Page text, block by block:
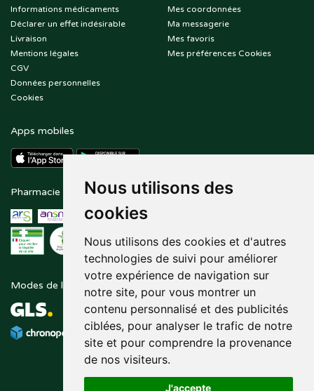
Nous utilisons des
cookies
Nous utilisons des cookies et d'autres
technologies de suivi pour améliorer
votre expérience de navigation sur
notre site, pour vous montrer un
contenu personnalisé et des publicités
ciblées, pour analyser le trafic de notre
site et pour comprendre la provenance
de nos visiteurs.
J'accepte
Informations médicaments
Déclarer un effet indésirable
Livraison
Mentions légales
CGV
Données personnelles
Cookies
Mes coordonnées
Ma messagerie
Mes favoris
Mes préférences Cookies
Apps mobiles
Pharmacie en ligne agréée Paiement sécurisé
Modes de livraison Suivez-nous sur